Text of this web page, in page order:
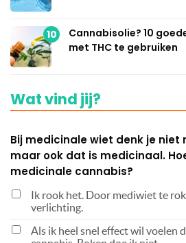
10
Cannabisolie? 10
met THC te gebruiken
Wat vind jij?
Bij medicinale wiet denk je niet
maar ook dat is medicinaal.
medicinale cannabis?
Ik rook het. Door mediwiet te
verlichting.
Als ik heel snel effect wil voelen